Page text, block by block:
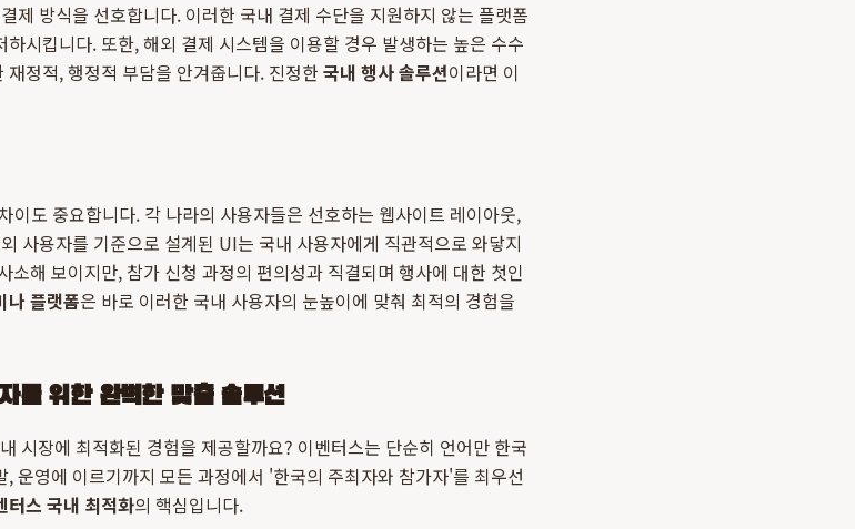
제 방식을 선호합니다. 이러한 국내 결제 수단을 지원하지 않는 플랫폼
시킵니다. 또한, 해외 결제 시스템을 이용할 경우 발생하는 높은 수수
정적, 행정적 부담을 안겨줍니다. 진정한국내 행사 솔루션이라면 이
도 중요합니다. 각 나라의 사용자들은 선호하는 웹사이트 레이아웃,
사용자를 기준으로 설계된 UI는 국내 사용자에게 직관적으로 와닿지
소해 보이지만, 참가 신청 과정의 편의성과 직결되며 행사에 대한 첫인
나 플랫폼은 바로 이러한 국내 사용자의 눈높이에 맞춰 최적의 경험을
를 위한 완벽한 맞춤 솔루션
시장에 최적화된 경험을 제공할까요? 이벤터스는 단순히 언어만 한국
운영에 이르기까지 모든 과정에서 '한국의 주최자와 참가자'를 최우선
터스 국내 최적화의 핵심입니다.